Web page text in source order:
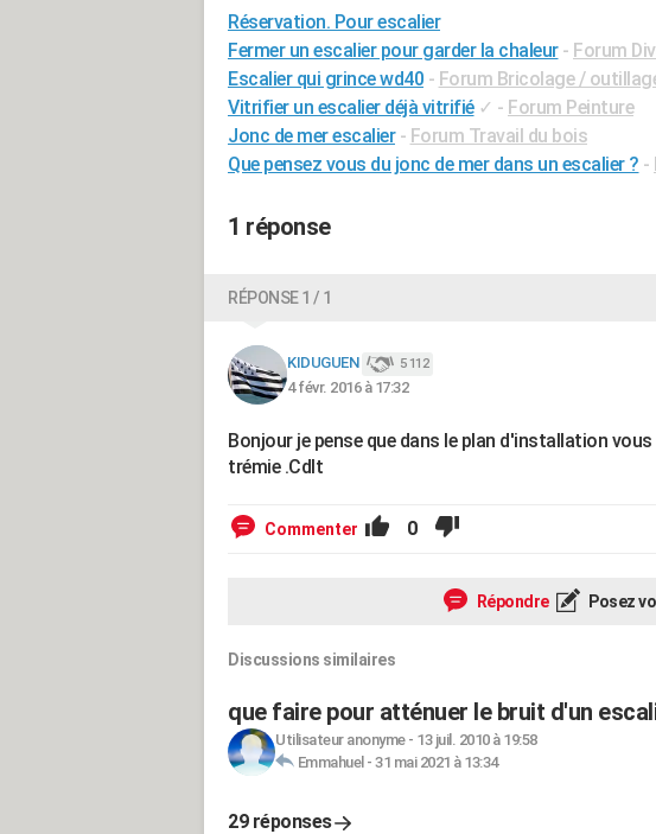
Réservation. Pour escalier
Fermer un escalier pour garder la chaleur - Forum
Escalier qui grince wd40 - Forum Bricolage /
Vitrifier un escalier déjà vitrifié ✓ - Forum Peinture
Jonc de mer escalier - Forum Travail du bois
Que pensez vous du jonc de mer dans un escalier ? -
1 réponse
RÉPONSE 1 / 1
KIDUGUEN 5 112
4 févr. 2016 à 17:32
Bonjour je pense que dans le plan d'installation
trémie .Cdlt
Commenter 0
Répondre Posez
Discussions similaires
que faire pour atténuer le bruit d'un
Utilisateur anonyme- 13 juil. 2010 à 19:58
Emmahuel - 31 mai 2021 à 13:34
29 réponses